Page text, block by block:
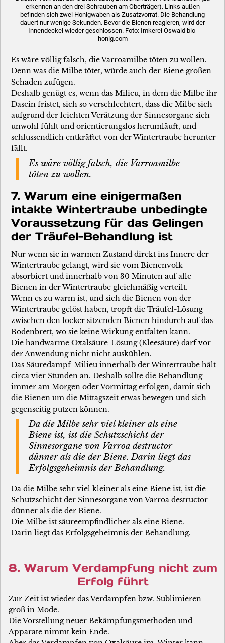
erkennen an den drei Schrauben am Oberträger). Links außen
befinden sich zwei Honigwaben als Zusatzvorrat. Die Behandlung
dauert nur wenige Sekunden. Bevor die Bienen reagieren, wird der
Innendeckel wieder geschlossen. Foto: Imkerei Oswald bio-
honig.com
Es wäre völlig falsch, die Varroamilbe töten zu wollen.
Denn was die Milbe tötet, würde auch der Biene großen
Schaden zufügen.
Deshalb genügt es, wenn das Milieu, in dem die Milbe ihr
Dasein fristet, sich so verschlechtert, dass die Milbe sich
aufgrund der leichten Verätzung der Sinnesorgane sich
unwohl fühlt und orientierungslos herumläuft, und
schlussendlich entkräftet von der Wintertraube herunter
fällt.
Es wäre völlig falsch, die Varroamilbe
töten zu wollen.
7. Warum eine einigermaßen
intakte Wintertraube unbedingte
Voraussetzung für das Gelingen
der Träufel-Behandlung ist
Nur wenn sie in warmen Zustand direkt ins Innere der
Wintertraube gelangt, wird sie vom Bienenvolk
absorbiert und innerhalb von 30 Minuten auf alle
Bienen in der Wintertraube gleichmäßig verteilt.
Wenn es zu warm ist, und sich die Bienen von der
Wintertraube gelöst haben, tropft die Träufel-Lösung
zwischen den locker sitzenden Bienen hindurch auf das
Bodenbrett, wo sie keine Wirkung entfalten kann.
Die handwarme Oxalsäure-Lösung (Kleesäure) darf vor
der Anwendung nicht nicht auskühlen.
Das Säuredampf-Milieu innerhalb der Wintertraube hält
circa vier Stunden an. Deshalb sollte die Behandlung
immer am Morgen oder Vormittag erfolgen, damit sich
die Bienen um die Mittagszeit etwas bewegen und sich
gegenseitig putzen können.
Da die Milbe sehr viel kleiner als eine
Biene ist, ist die Schutzschicht der
Sinnesorgane von Varroa destructor
dünner als die der Biene. Darin liegt das
Erfolgsgeheimnis der Behandlung.
Da die Milbe sehr viel kleiner als eine Biene ist, ist die
Schutzschicht der Sinnesorgane von Varroa destructor
dünner als die der Biene.
Die Milbe ist säureempfindlicher als eine Biene.
Darin liegt das Erfolgsgeheimnis der Behandlung.
8. Warum Verdampfung nicht zum
Erfolg führt
Zur Zeit ist wieder das Verdampfen bzw. Sublimieren
groß in Mode.
Die Vorstellung neuer Bekämpfungsmethoden und
Apparate nimmt kein Ende.